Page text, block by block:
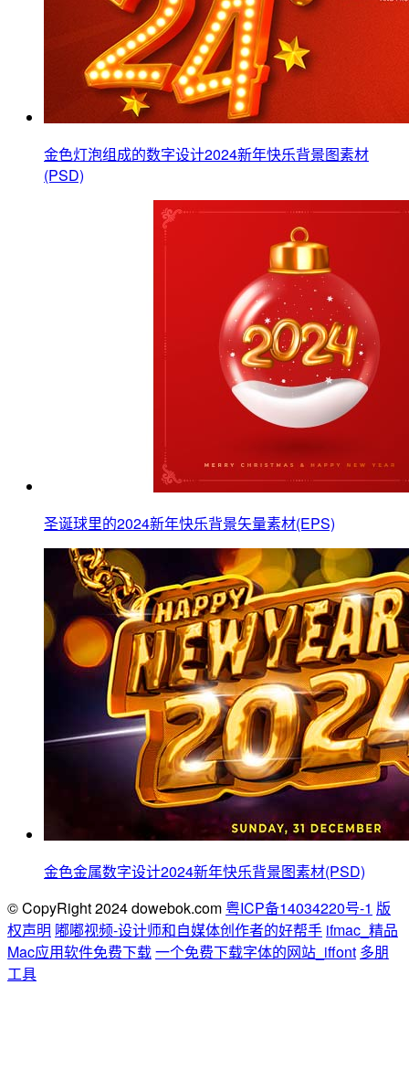
金色灯泡组成的数字设计2024新年快乐背景图素材
(PSD)
圣诞球里的2024新年快乐背景矢量素材(EPS)
金色金属数字设计2024新年快乐背景图素材(PSD)
© CopyRight 2024 dowebok.com 粤ICP备14034220号-1 版
权声明 嘟嘟视频-设计师和自媒体创作者的好帮手 ifmac_精品
Mac应用软件免费下载一个免费下载字体的网站_iffont 多朋
工具